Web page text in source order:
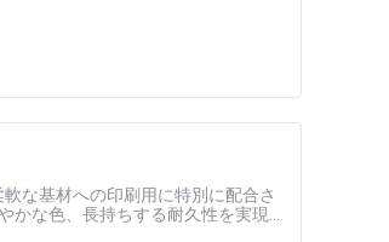
な基材への印刷用に特別に配合さ
かな色、長持ちする耐久性を実現